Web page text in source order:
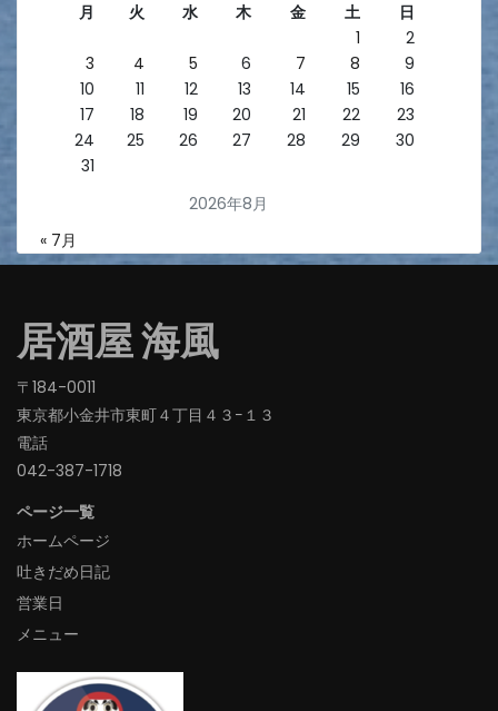
2026年8月
月 火 水 木 金 土
日
1
2
3
4 5 6 7 8
9
10
11 12 13 14 15
16
17
18 19 20 21 22
23
24
25 26 27 28 29
30
31
« 7月
居酒屋 海風
〒184-0011
東京都小金井市東町４丁目４３−１３
電話
042-387-1718‬
ページ一覧
ホームページ
吐きだめ日記
営業日
メニュー